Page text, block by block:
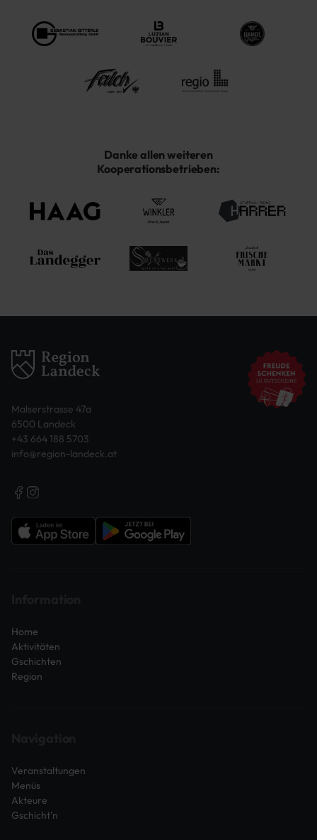
Danke allen weiteren
Kooperationsbetrieben:
Malserstrasse 47a
6500 Landeck
+43 664 188 5703
info@region-landeck.at
Home
Aktivitäten
Gschichten
Region
Veranstaltungen
Menüs
Akteure
Gschicht'n